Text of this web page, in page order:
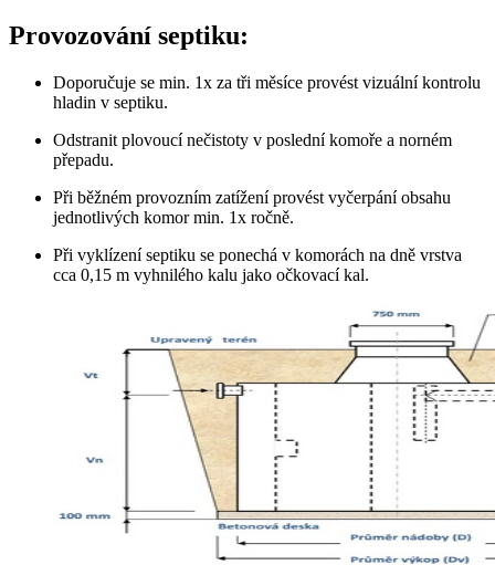
Provozování septiku:
Doporučuje se min. 1x za tři měsíce provést vizuální kontrolu
hladin v septiku.
Odstranit plovoucí nečistoty v poslední komoře a norném
přepadu.
Při běžném provozním zatížení provést vyčerpání obsahu
jednotlivých komor min. 1x ročně.
Při vyklízení septiku se ponechá v komorách na dně vrstva
cca 0,15 m vyhnilého kalu jako očkovací kal.